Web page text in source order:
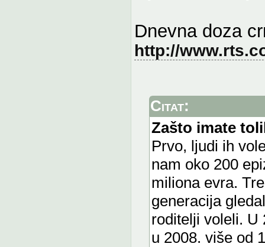
Dnevna doza
http://
Citat:
Zašto imate
Prvo, ljudi ih
nam oko 200
miliona evra.
generacija
roditelji voleli. U
u 2008. više od